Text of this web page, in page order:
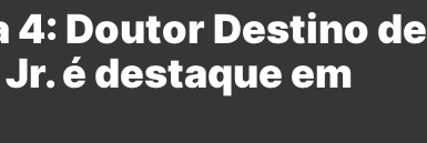
4: Doutor Destino de
é destaque em